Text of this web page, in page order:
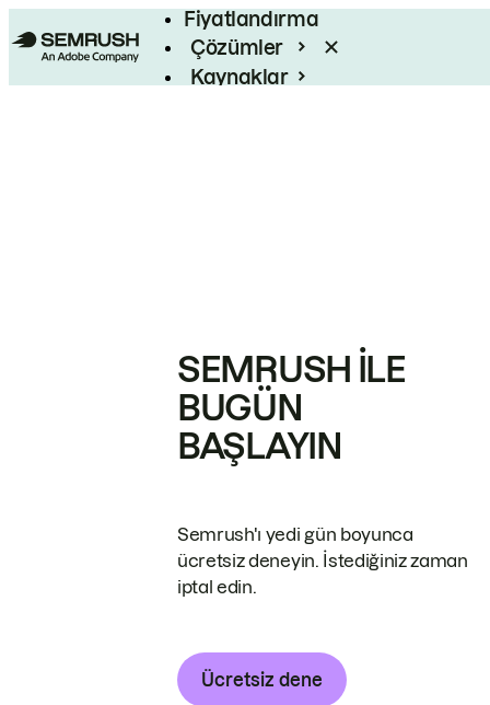
Fiyatlandırma
Çözümler
Kaynaklar
SEMRUSH ILE
BUGÜN
BAŞLAYIN
Semrush'ı yedi gün boyunca
ücretsiz deneyin. İstediğiniz zaman
iptal edin.
Ücretsiz dene